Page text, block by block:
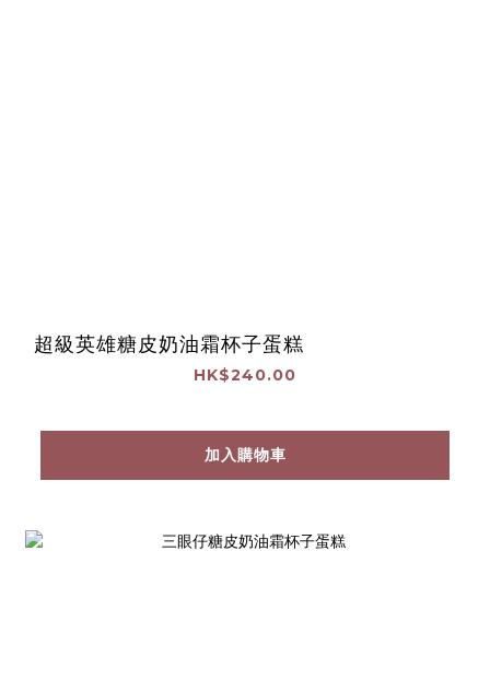
超級英雄糖皮奶油霜杯子蛋糕
HK$240.00
加入購物車